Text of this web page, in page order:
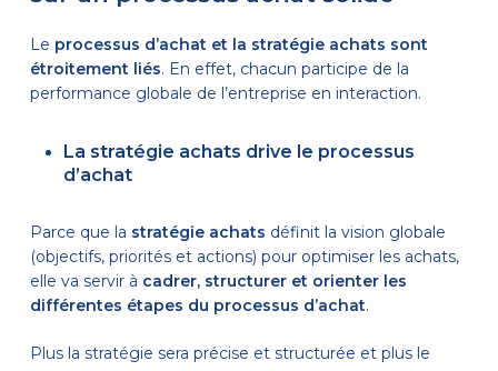
Le processus d’achat et la stratégie achats sont
étroitement liés. En effet, chacun participe de la
performance globale de l’entreprise en interaction.
La stratégie achats drive le processus
d’achat
Parce que la stratégie achats définit la vision globale
(objectifs, priorités et actions) pour optimiser les achats,
elle va servir à cadrer, structurer et orienter les
différentes étapes du processus d’achat.
Plus la stratégie sera précise et structurée et plus le